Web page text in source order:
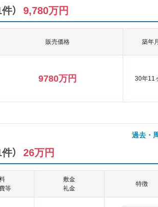
） 9,780万円
販売価格 築年月
9780万円
30年11
過去・
） 26万円
等
敷金
礼金
特徴